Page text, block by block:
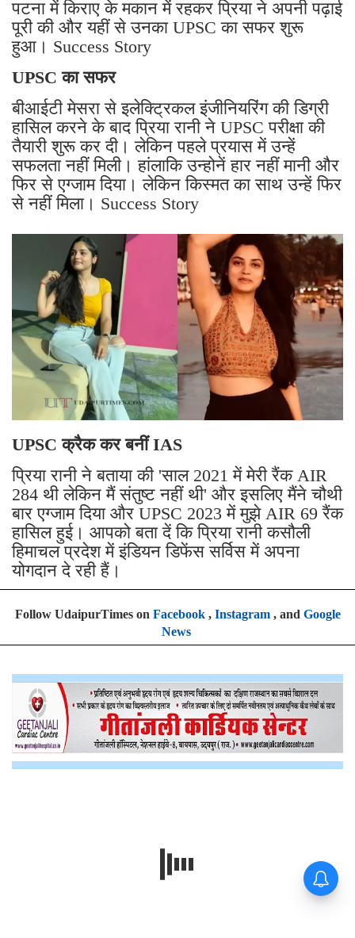
पटना में किराए के मकान में रहकर प्रिया ने अपनी पढ़ाई
पूरी की और यहीं से उनका UPSC का सफर शुरू
हुआ। Success Story
UPSC का सफर
बीआईटी मेसरा से इलेक्ट्रिकल इंजीनियरिंग की डिग्री
हासिल करने के बाद प्रिया रानी ने UPSC परीक्षा की
तैयारी शुरू कर दी। लेकिन पहले प्रयास में उन्हें
सफलता नहीं मिली। हांलाकि उन्होनें हार नहीं मानी और
फिर से एग्जाम दिया। लेकिन किस्मत का साथ उन्हें फिर
से नहीं मिला। Success Story
UPSC क्रैक कर बनीं IAS
प्रिया रानी ने बताया की 'साल 2021 में मेरी रैंक AIR
284 थी लेकिन मैं संतुष्ट नहीं थी' और इसलिए मैंने चौथी
बार एग्जाम दिया और UPSC 2023 में मुझे AIR 69 रैंक
हासिल हुई। आपको बता दें कि प्रिया रानी कसौली
हिमाचल प्रदेश में इंडियन डिफेंस सर्विस में अपना
योगदान दे रही हैं।
Follow UdaipurTimes on Facebook, Instagram, and Google
News